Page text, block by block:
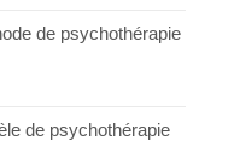
de psychothérapie
de psychothérapie